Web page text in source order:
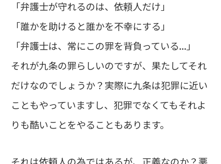
「弁護士が守れるのは、依頼人だけ」
「誰かを助けると誰かを不幸にする」
「弁護士は、常にこの罪を背負っている...」
それが九条の罪らしいのですが、果たしてそれ
だけなのでしょうか？実際に九条は犯罪に近い
こともやっていますし、犯罪でなくてもそれよ
りも酷いことをやることもあります。
それは依頼人の為ではあるが、正義なのか？悪